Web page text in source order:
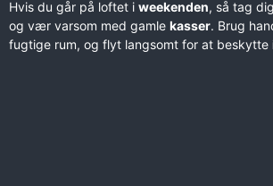
Hvis du går på loftet i weekenden, så tag
og vær varsom med gamle kasser. Brug
fugtige rum, og flyt langsomt for at beskytte